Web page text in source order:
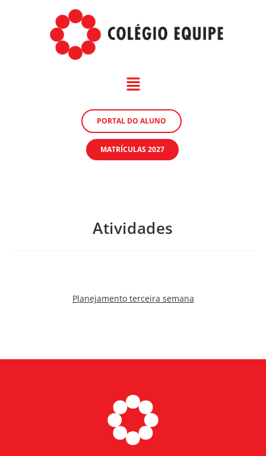
PORTAL DO ALUNO
MATRÍCULAS 2027
Atividades
Planejamento terceira semana